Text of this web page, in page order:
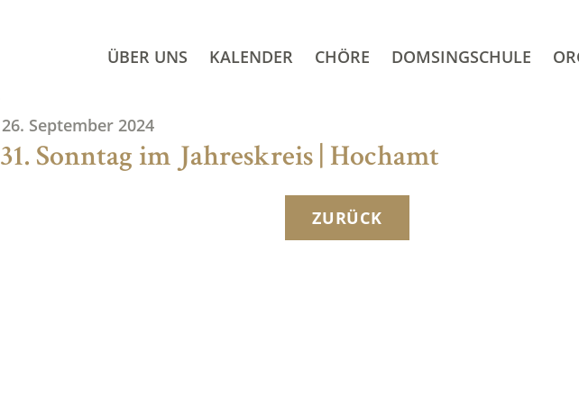
ÜBER UNS KALENDER CHÖRE DOMSINGSCHULE
26. September 2024
31. Sonntag im Jahreskreis | Hochamt
ZURÜCK